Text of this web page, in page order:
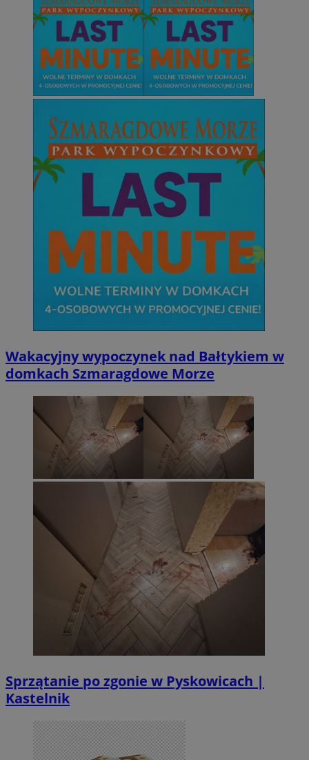
Wakacyjny wypoczynek nad Bałtykiem w
domkach Szmaragdowe Morze
Sprzątanie po zgonie w Pyskowicach |
Kastelnik